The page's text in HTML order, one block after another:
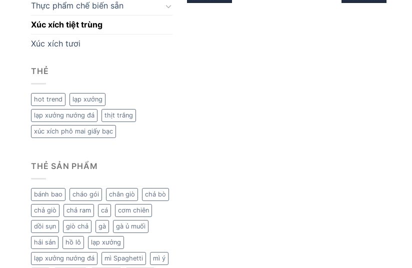
Thực phẩm chế biến sẵn
Xúc xích tiệt trùng
Xúc xích tươi
THẺ
hot trend lạp xưởng
lạp xưởng nướng đá thịt trắng
xúc xích phô mai giấy bạc
THẺ SẢN PHẨM
bánh bao cháo gói chân giò chả bò
chả giò chả ram cá cơm chiên
dồi sụn giò chả gà gà ủ muối
hải sản hồ lô lạp xưởng
lạp xưởng nướng đá mì Spaghetti mì ý